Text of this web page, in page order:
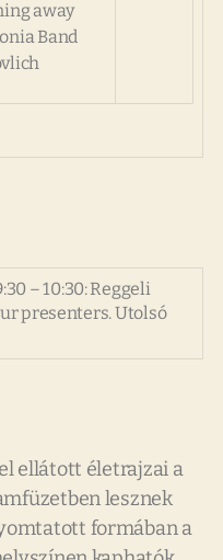
away
Band
– 10:30: Reggeli
presenters. Utolsó
ellátott életrajzai a
lesznek
formában a